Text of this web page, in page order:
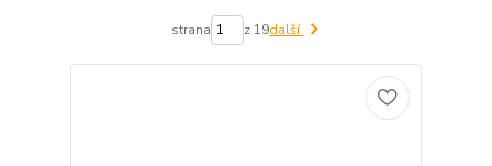
strana z 19další